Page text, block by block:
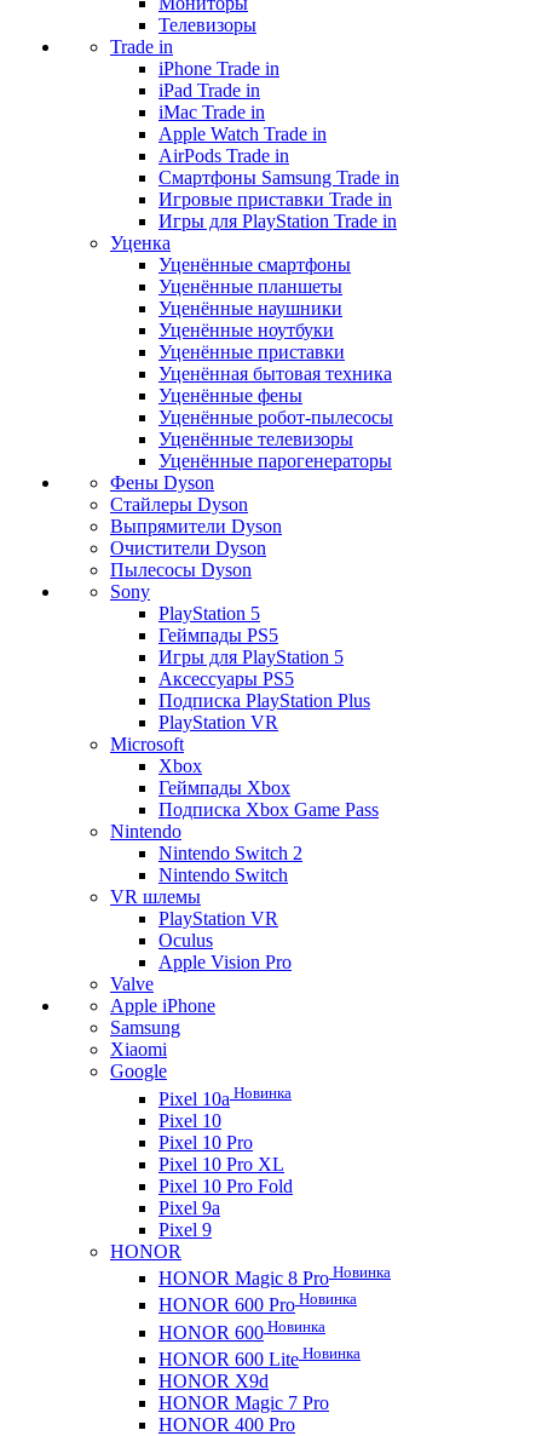
Телевизоры
Trade in
iPhone Trade in
iPad Trade in
iMac Trade in
Apple Watch Trade in
AirPods Trade in
Смартфоны Samsung Trade in
Игровые приставки Trade in
Игры для PlayStation Trade in
Уценка
Уценённые смартфоны
Уценённые планшеты
Уценённые наушники
Уценённые ноутбуки
Уценённые приставки
Уценённая бытовая техника
Уценённые фены
Уценённые робот-пылесосы
Уценённые телевизоры
Уценённые парогенераторы
Фены Dyson
Стайлеры Dyson
Выпрямители Dyson
Очистители Dyson
Пылесосы Dyson
Sony
PlayStation 5
Геймпады PS5
Игры для PlayStation 5
Аксессуары PS5
Подписка PlayStation Plus
PlayStation VR
Microsoft
Xbox
Геймпады Xbox
Подписка Xbox Game Pass
Nintendo
Nintendo Switch 2
Nintendo Switch
VR шлемы
PlayStation VR
Oculus
Apple Vision Pro
Valve
Apple iPhone
Samsung
Xiaomi
Google
Pixel 10a Новинка
Pixel 10
Pixel 10 Pro
Pixel 10 Pro XL
Pixel 10 Pro Fold
Pixel 9a
Pixel 9
HONOR
HONOR Magic 8 Pro Новинка
HONOR 600 Pro Новинка
HONOR 600 Новинка
HONOR 600 Lite Новинка
HONOR X9d
HONOR Magic 7 Pro
HONOR 400 Pro